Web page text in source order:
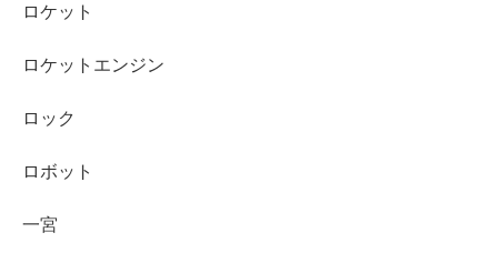
ロケット
ロケットエンジン
ロック
ロボット
一宮